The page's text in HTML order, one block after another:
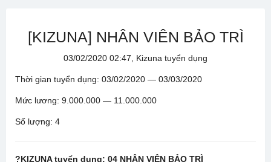
[KIZUNA] NHÂN VIÊN BẢO TRÌ
03/02/2020 02:47, Kizuna tuyển dụng
Thời gian tuyển dụng: 03/02/2020 — 03/03/2020
Mức lương: 9.000.000 — 11.000.000
Số lượng: 4
?KIZUNA tuyển dụng: 04 NHÂN VIÊN BẢO TRÌ